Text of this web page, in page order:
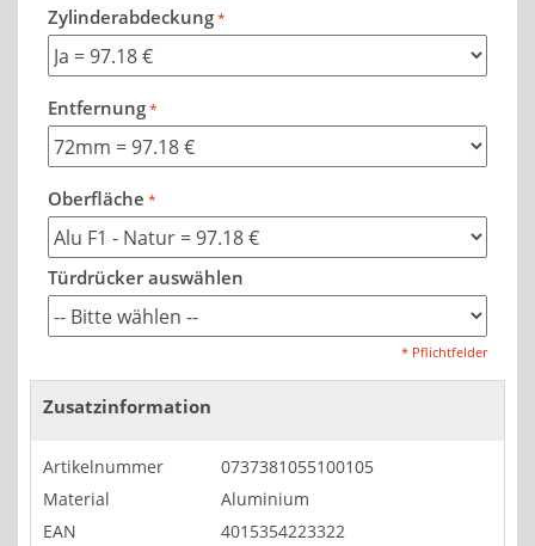
Zylinderabdeckung
Entfernung
Oberfläche
Türdrücker auswählen
* Pflichtfelder
Zusatzinformation
Artikelnummer
0737381055100105
Material
Aluminium
EAN
4015354223322